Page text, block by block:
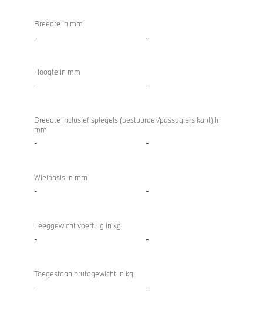
Breedte in mm
- -
Hoogte in mm
- -
Breedte inclusief spiegels (bestuurder/passagiers kant) in
mm
- -
Wielbasis in mm
- -
Leeggewicht voertuig in kg
- -
Toegestaan brutogewicht in kg
- -